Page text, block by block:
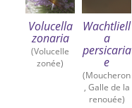
Volucella
zonaria
(Volucelle
zonée)
Wachtliell
a
persicaria
e
(Moucheron
, Galle de la
renouée)